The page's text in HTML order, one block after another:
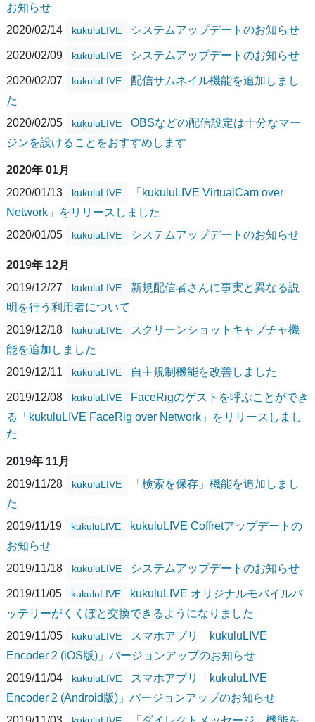
お知らせ
2020/02/14
kukuluLIVE システムアップデートのお知らせ
2020/02/09 kukuluLIVE システムアップデートのお知らせ
2020/02/07 kukuluLIVE
配信サムネイル機能を追加しまし
た
2020/02/05
kukuluLIVE
OBSなどの配信設定は十分なマー
ジンを設けることをおすすめします
2020年 01月
2020/01/13
kukuluLIVE
「kukuluLIVE VirtualCam over
Network」をリリースしました
2020/01/05
kukuluLIVE システムアップデートのお知らせ
2019年 12月
2019/12/27
kukuluLIVE
新規配信者さんに事実と異なる説
明を行う利用者について
2019/12/18
kukuluLIVE
スクリーンショットキャプチャ機
能を追加しました
2019/12/11
kukuluLIVE 自主規制機能を改善しました
2019/12/08 kukuluLIVE
FaceRigのゲストを呼ぶことができ
る「kukuluLIVE FaceRig over Network」をリリースしまし
た
2019年 11月
2019/11/28
kukuluLIVE
「検索を保存」機能を追加しまし
た
2019/11/19
kukuluLIVE
kukuluLIVE Coffretアップデートの
お知らせ
2019/11/18
kukuluLIVE システムアップデートのお知らせ
2019/11/05 kukuluLIVE
kukuluLIVE オリジナルモバイルバ
ッテリーがくくぽと交換できるようになりました
2019/11/05
kukuluLIVE
スマホアプリ「kukuluLIVE
Encoder 2 (iOS版)」バージョンアップのお知らせ
2019/11/04
kukuluLIVE
スマホアプリ「kukuluLIVE
Encoder 2 (Android版)」バージョンアップのお知らせ